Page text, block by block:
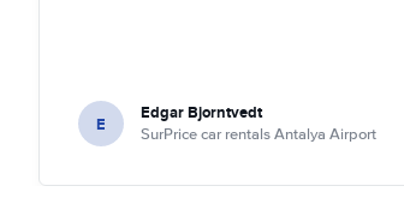
E Edgar Bjorntvedt
SurPrice car rentals Antalya Airport